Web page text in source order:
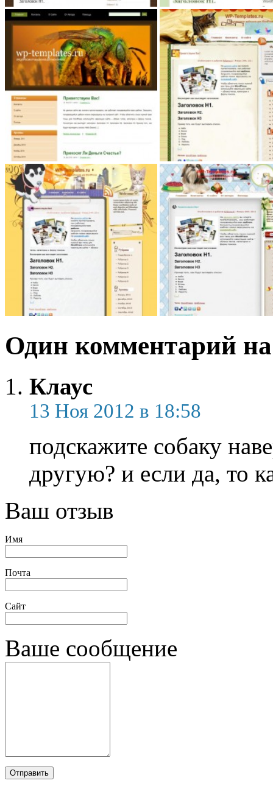
Один комментарий
Клаус
13 Ноя 2012 в 18:58
подскажите собаку
другую? и если да, то
Ваш отзыв
Имя
Почта
Сайт
Ваше сообщение